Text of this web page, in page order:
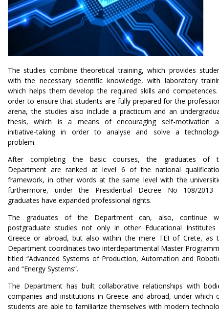
The studies combine theoretical training, which provides
with the necessary scientific knowledge, with laboratory
which helps them develop the required skills and
order to ensure that students are fully prepared for the
arena, the studies also include a practicum and an
thesis, which is a means of encouraging self-motivation
initiative-taking in order to analyse and solve a
problem.
After completing the basic courses, the graduates of
Department are ranked at level 6 of the national
framework, in other words at the same level with the
furthermore, under the Presidential Decree No 108/2013
graduates have expanded professional rights.
The graduates of the Department can, also, continue
postgraduate studies not only in other Educational
Greece or abroad, but also within the mere TEI of Crete, as
Department coordinates two interdepartmental Master
titled “Advanced Systems of Production, Automation and
and “Energy Systems”.
The Department has built collaborative relationships with
companies and institutions in Greece and abroad, under which
students are able to familiarize themselves with modern